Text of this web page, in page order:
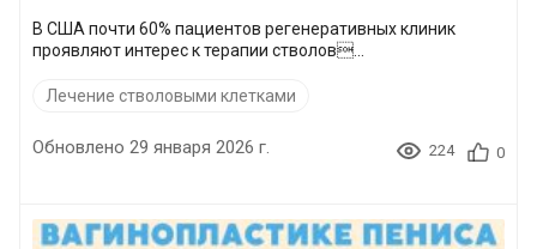
В США почти 60% пациентов регенеративных клиник
проявляют интерес к терапии стволов...
Лечение стволовыми клетками
Обновлено 29 января 2026 г. 224 0